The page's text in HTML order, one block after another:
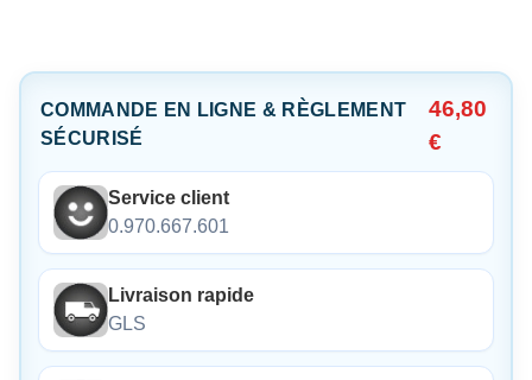
COMMANDE EN LIGNE & RÈGLEMENT
SÉCURISÉ
46,80
€
Service client
0.970.667.601
Livraison rapide
GLS